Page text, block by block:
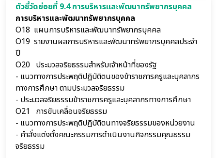
ตัวชี้วัดย่อยที่ 9.4 การบริหารและพัฒนาทรัพยากรบุคคล
การบริหารและพัฒนาทรัพยากรบุคคล
O18 แผนการบริหารและพัฒนาทรัพยากรบุคคล
O19 รายงานผลการบริหารและพัฒนาทรัพยากรบุคคลประจำ
ปี
O20 ประมวลจริยธรรมสำหรับเจ้าหน้าที่ของรัฐ
- แนวทางการประพฤติปฏิบัติตนของข้าราชการครูและบุคลากร
ทางการศึกษา ตามประมวลจริยธรรม
- ประมวลจริยธรรมข้าราชการครูและบุคลากรทางการศึกษา
O21 การขับเคลื่อนจริยธรรม
- แนวทางการประพฤติปฏิบัติตนทางจริยธรรมของหน่วยงาน
- คำสั่งแต่งตั้งคณะกรรมการดำเนินงานกิจกรรมคุณธรรม
จริยธรรม